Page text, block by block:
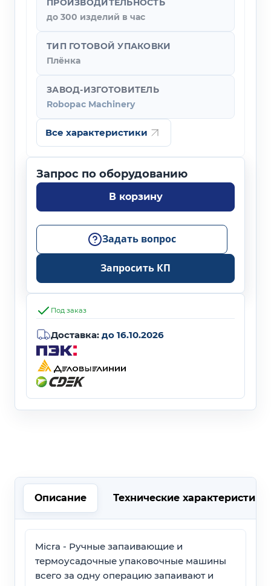
ПРОИЗВОДИТЕЛЬНОСТЬ
до 300 изделий в час
ТИП ГОТОВОЙ УПАКОВКИ
Плёнка
ЗАВОД-ИЗГОТОВИТЕЛЬ
Robopac Machinery
Все характеристики
В корзину
Задать вопрос
Запросить КП
Под заказ
Доставка: до 16.10.2026
Описание Технические характеристики
Micra - Ручные запаивающие и
термоусадочные упаковочные машины
всего за одну операцию запаивают и